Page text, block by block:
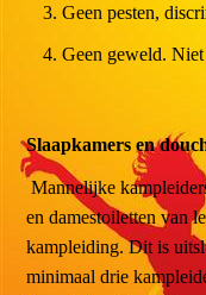
Geen pesten,
Geen geweld.
Slaapkamers en
Mannelijke
en damestoiletten van
kampleiding. Dit is
minimaal drie